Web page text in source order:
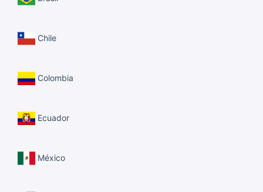
Chile
Colombia
Ecuador
México